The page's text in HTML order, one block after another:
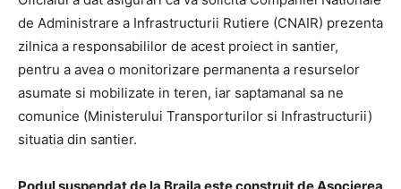
de Administrare a Infrastructurii Rutiere (CNAIR) prezenta
zilnica a responsabililor de acest proiect in santier,
pentru a avea o monitorizare permanenta a resurselor
asumate si mobilizate in teren, iar saptamanal sa ne
comunice (Ministerului Transporturilor si Infrastructurii)
situatia din santier.